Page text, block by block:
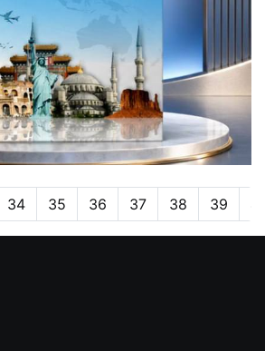
34 35 36 37 38 39